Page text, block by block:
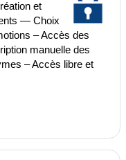
et
— Choix
– Accès des
manuelle des
– Accès libre et